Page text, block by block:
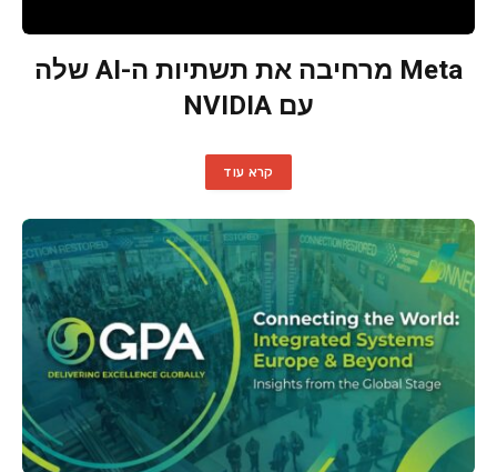
Meta מרחיבה את תשתיות ה-AI שלה
עם NVIDIA
קרא עוד